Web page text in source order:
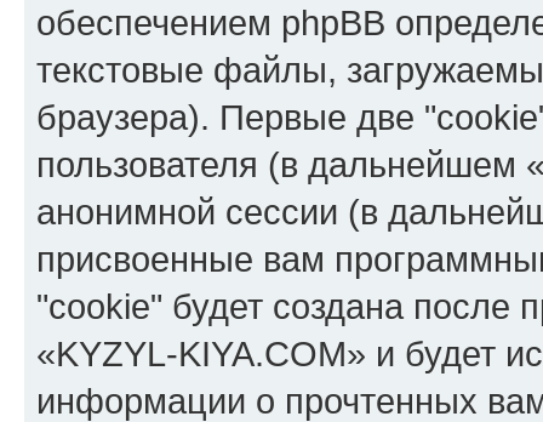
обеспечением phpBB
текстовые файлы,
браузера). Первые две
пользователя (в дальнейшем
анонимной сессии (в
присвоенные вам
"cookie" будет создана после
«KYZYL-KIYA.COM» и будет
информации о прочтенных